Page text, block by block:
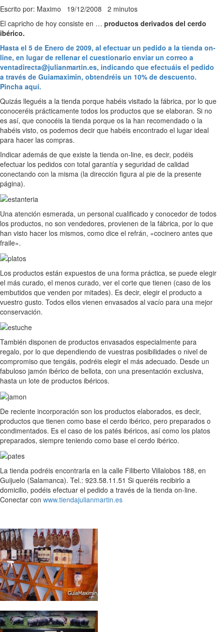
Escrito por: Maximo 19/12/2008 2 minutos
El capricho de hoy consiste en … productos derivados del cerdo
ibérico.
Hasta el 5 de Enero de 2009, al efectuar un pedido a la tienda on-
line, en lugar de rellenar el cuestionario enviar un correo a
ventadirecta@julianmartin.es, indicando que efectuáis el pedido
a través de Guiamaximin, obtendréis un 10% de descuento.
Pincha aquí.
Quizás lleguéis a la tienda porque habéis visitado la fábrica, por lo que
conoceréis prácticamente todos los productos que se elaboran. Si no
es así, que conocéis la tienda porque os la han recomendado o la
habéis visto, os podemos decir que habéis encontrado el lugar ideal
para hacer las compras.
Indicar además de que existe la tienda on-line, es decir, podéis
efectuar los pedidos con total garantía y seguridad de calidad
conectando con la misma (la dirección figura al pie de la presente
página).
Una atención esmerada, un personal cualificado y conocedor de todos
los productos, no son vendedores, provienen de la fábrica, por lo que
han visto hacer los mismos, como dice el refrán, «cocinero antes que
fraile».
Los productos están expuestos de una forma práctica, se puede elegir
el más curado, el menos curado, ver el corte que tienen (caso de los
embutidos que venden por mitades). Es decir, elegir el producto a
vuestro gusto. Todos ellos vienen envasados al vacío para una mejor
conservación.
También disponen de productos envasados especialmente para
regalo, por lo que dependiendo de vuestras posibilidades o nivel de
compromiso que tengáis, podréis elegir el más adecuado. Desde un
fabuloso jamón ibérico de bellota, con una presentación exclusiva,
hasta un lote de productos ibéricos.
De reciente incorporación son los productos elaborados, es decir,
productos que tienen como base el cerdo ibérico, pero preparados o
condimentados. Es el caso de los patés ibéricos, así como los platos
preparados, siempre teniendo como base el cerdo ibérico.
La tienda podréis encontrarla en la calle Filiberto Villalobos 188, en
Guijuelo (Salamanca). Tel.: 923.58.11.51 Si queréis recibirlo a
domicilio, podéis efectuar el pedido a través de la tienda on-line.
Conectar con www.tiendajulianmartin.es